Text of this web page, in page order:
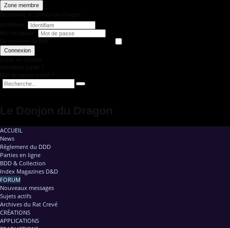
Zone membre
Connexion
ACCUEIL
News
Règlement du DDD
Parties en ligne
BDD & Collection
Index Magazines D&D
FORUM
Nouveaux messages
Sujets actifs
Archives du Rat Crevé
CRÉATIONS
APPLICATIONS